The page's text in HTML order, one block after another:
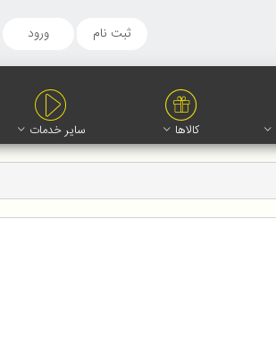
ثبت نام ورود
کالاها سایر خدمات